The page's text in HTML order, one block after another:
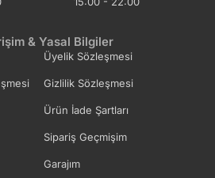
& Yasal Bilgiler
Üyelik Sözleşmesi
Gizlilik Sözleşmesi
Ürün İade Şartları
Sipariş Geçmişim
Garajım